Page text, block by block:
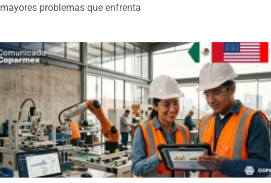
mayores problemas que enfrenta